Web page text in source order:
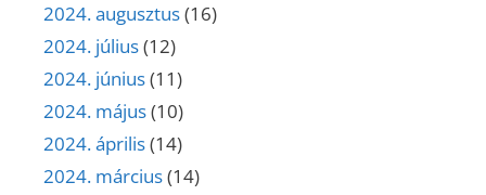
2024. augusztus(16)
2024. július(12)
2024. június(11)
2024. május(10)
2024. április(14)
2024. március(14)